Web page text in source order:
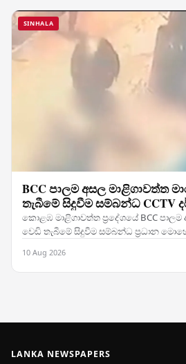
SINHALA
BCC පාලම අසල මාළිගාවත්ත
තැබීමේ සිදුවීම සම්බන්ධ CCTV
කොළඹ මාළිගාවත්ත ප්‍රදේශයේ BCC
වෙඩි තැබීමේ සිදුවීම සම්බන්ධ ප්‍රධාන
10 Aug 2026
LANKA NEWSPAPERS